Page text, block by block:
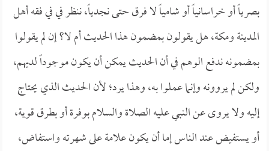
بصرياً أو خراسانياً أو شامياً لا فرق حتى نجدياً، ننظر في في فقه أهل
المدينة ومكة، هل يقولون بمضمون هذا الحديث أم لا؟ إن لم يقولوا
بمضمونه ندفع الوهم في أن الحديث يمكن أن يكون موجوداً لديهم،
ولكن لم يروونه وإنما عملوا به، وهذا يرد؛ لأن الحديث الذي يحتاج
إليه ولا يروى عن النبي عليه الصلاة والسلام بوفرة أو بطرق قوية،
أو يستفيض عند الناس إما أن يكون علامة على شهرته واستفاض،